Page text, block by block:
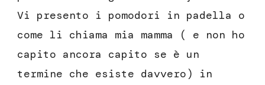
Vi presento i pomodori in padella o
come li chiama mia mamma ( e non ho
capito ancora capito se è un
termine che esiste davvero) in